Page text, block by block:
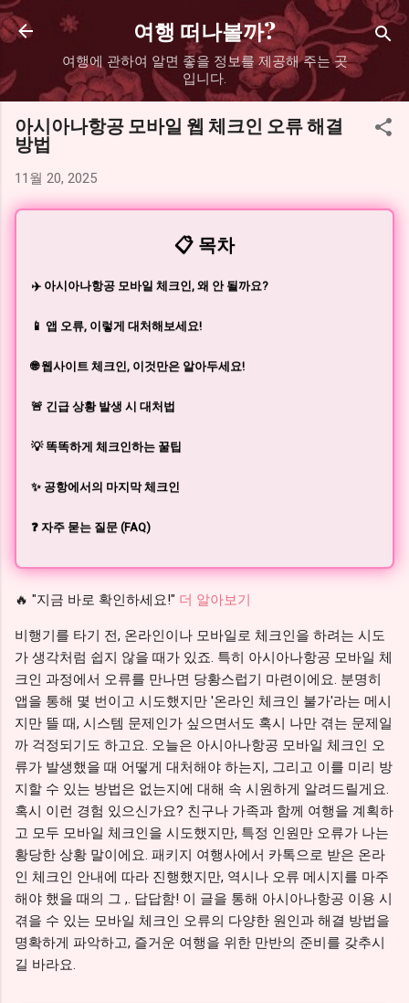
기본 콘텐츠로 건너뛰기
여행 떠나볼까?
여행에 관하여 알면 좋을 정보를 제공해 주는 곳
입니다.
아시아나항공 모바일 웹 체크인 오류 해결
방법
11월 20, 2025
📋 목차
✈️ 아시아나항공 모바일 체크인, 왜 안 될까요?
📱 앱 오류, 이렇게 대처해보세요!
🌐 웹사이트 체크인, 이것만은 알아두세요!
🚨 긴급 상황 발생 시 대처법
💡 똑똑하게 체크인하는 꿀팁
✨ 공항에서의 마지막 체크인
❓ 자주 묻는 질문 (FAQ)
🔥 "지금 바로 확인하세요!" 더 알아보기
비행기를 타기 전, 온라인이나 모바일로 체크인을 하려는 시도
가 생각처럼 쉽지 않을 때가 있죠. 특히 아시아나항공 모바일 체
크인 과정에서 오류를 만나면 당황스럽기 마련이에요. 분명히
앱을 통해 몇 번이고 시도했지만 '온라인 체크인 불가'라는 메시
지만 뜰 때, 시스템 문제인가 싶으면서도 혹시 나만 겪는 문제일
까 걱정되기도 하고요. 오늘은 아시아나항공 모바일 체크인 오
류가 발생했을 때 어떻게 대처해야 하는지, 그리고 이를 미리 방
지할 수 있는 방법은 없는지에 대해 속 시원하게 알려드릴게요.
혹시 이런 경험 있으신가요? 친구나 가족과 함께 여행을 계획하
고 모두 모바일 체크인을 시도했지만, 특정 인원만 오류가 나는
황당한 상황 말이에요. 패키지 여행사에서 카톡으로 받은 온라
인 체크인 안내에 따라 진행했지만, 역시나 오류 메시지를 마주
해야 했을 때의 그 ,. 답답함! 이 글을 통해 아시아나항공 이용 시
겪을 수 있는 모바일 체크인 오류의 다양한 원인과 해결 방법을
명확하게 파악하고, 즐거운 여행을 위한 만반의 준비를 갖추시
길 바라요.